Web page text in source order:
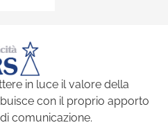
in luce il valore della
con il proprio apporto
comunicazione.